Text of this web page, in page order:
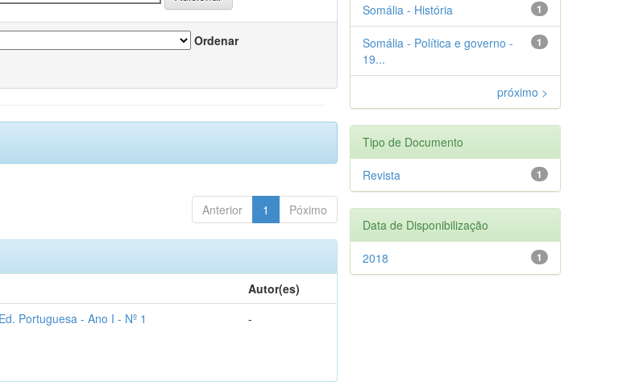
Ordenar
Anterior 1 Póximo
Autor(es)
Portuguesa - Ano I - Nº 1 -
1
Somália - História
1
Somália - Política e governo -
19...
próximo >
Tipo de Documento
1
Revista
Data de Disponibilização
1
2018